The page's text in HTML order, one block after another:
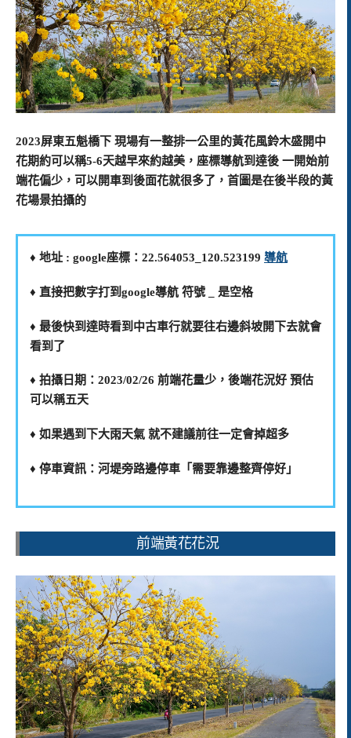
2023屏東五魁橋下 現場有一整排一公里的黃花風鈴木盛開中
花期約可以稱5-6天越早來約越美，座標導航到達後 一開始前
端花偏少，可以開車到後面花就很多了，首圖是在後半段的黃
花場景拍攝的
♦️ 地址 : google座標：22.564053_120.523199 導航
♦️ 直接把數字打到google導航 符號 _ 是空格
♦️ 最後快到達時看到中古車行就要往右邊斜坡開下去就會
看到了
♦️ 拍攝日期：2023/02/26 前端花量少，後端花況好 預估
可以稱五天
♦️ 如果遇到下大雨天氣 就不建議前往一定會掉超多
♦️ 停車資訊：河堤旁路邊停車「需要靠邊整齊停好」
前端黃花花況